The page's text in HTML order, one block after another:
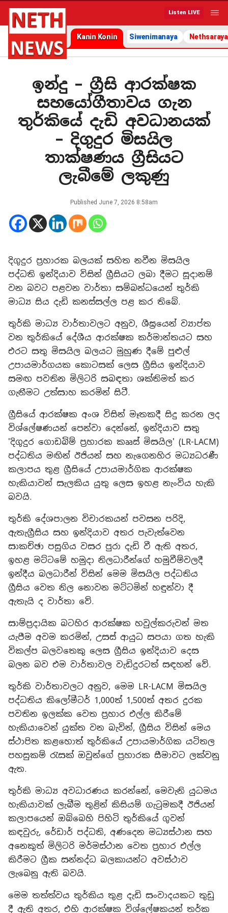
Listen LIVE
Kanin Konin Siwenimanaya Nethsaraya
ඉන්දු – ග්‍රීසි ආරක්ෂක
සහයෝගීතාවය ගැන
තුර්කියේ දැඩි අවධානයක්
– දිගුදුර මිසයිල
තාක්ෂණය ග්‍රීසියට
ලැබීමේ ලකුණු
Published June 7, 2026 8:58am
දිගුදුර ප්‍රහාරක බලයක් සහිත නවීන මිසයිල
පද්ධති ඉන්දියාව විසින් ග්‍රීසියට ලබා දීමට සූදානම්
වන බවට පළවන වාර්තා සම්බන්ධයෙන් තුර්කි
මාධ්‍ය සිය දැඩි කනස්සල්ල පළ කර තිබේ.
තුර්කි මාධ්‍ය වාර්තාවලට අනුව, ශීඝ්‍රයෙන් ව්‍යාප්ත
වන තුර්කියේ දේශීය ආරක්ෂක කර්මාන්තයට සහ
එරට සතු මිසයිල බලයට මුහුණ දීමේ පුළුල්
උපායමාර්ගයක කොටසක් ලෙස ග්‍රීසිය ඉන්දියාව
සමඟ පවතින මිලිටරි සබඳතා ශක්තිමත් කර
ගැනීමට උත්සාහ කරමින් සිටී.
ග්‍රීසියේ ආරක්ෂක අංශ විසින් මෑතකදී සිදු කරන ලද
විශ්ලේෂණයන් පෙන්වා දෙන්නේ, ඉන්දියාව සතු
'දිගුදුර ගොඩබිම් ප්‍රහාරක කෲස් මිසයිල' (LR-LACM)
පද්ධතිය මඟින් ඊජියන් සහ නැගෙනහිර මධ්‍යධරණී
කලාපය තුළ ග්‍රීසියේ උපායමාර්ගික ආරක්ෂක
හැකියාවන් සැලකිය යුතු ලෙස ඉහළ නැංවිය හැකි
බවයි.
තුර්කි දේශපාලන විචාරකයන් පවසන පරිදි,
ඇතැග්‍රීසිය සහ ඉන්දියාව අතර පැවැත්වෙන
සාකච්ඡා පසුගිය වසර පුරා දැඩි වී ඇති අතර,
ඉහළ මට්ටමේ හමුදා නිලධාරීන්ගේ හමුවීම්වලදී
ඉන්දීය බලධාරීන් විසින් මෙම මිසයිල පද්ධතිය
ග්‍රීසිය වෙත නිල නොවන මට්ටමින් හඳුන්වා දී
ඇතැයි ද වාර්තා වේ.
සාම්ප්‍රදායික බටහිර ආරක්ෂක හවුල්කරුවන් මත
යැපීම අවම කරමින්, උසස් ආයුධ සපයා ගත හැකි
විකල්ප බලවතෙකු ලෙස ග්‍රීසිය ඉන්දියාව දෙස
බලන බව එම වාර්තාවල වැඩිදුරටත් සඳහන් වේ.
තුර්කි වාර්තාවලට අනුව, මෙම LR-LACM මිසයිල
පද්ධතිය කිලෝමීටර් 1,000ත් 1,500ත් අතර දුරක
පවතින ඉලක්ක වෙත ප්‍රහාර එල්ල කිරීමේ
හැකියාවෙන් යුක්ත වන බැවින්, ග්‍රීසිය විසින් මෙය
ස්ථාපිත කළහොත් තුර්කියේ උපායමාර්ගික යටිතල
පහසුකම් රැසක් ඔවුන්ගේ ප්‍රහාරක සීමාවට ලක්වනු
ඇත.
තුර්කි මාධ්‍ය අවධාරණය කරන්නේ, මෙවැනි යුධමය
හැකියාවක් ලැබීම තුළින් කිසියම් ගැටුමකදී ඊජියන්
කලාපයෙන් ඔබ්බෙහි පිහිටි තුර්කියේ ගුවන්
කඳවුරු, රේඩාර් පද්ධති, අණදෙන මධ්‍යස්ථාන සහ
අනෙකුත් මිලිටරි මර්මස්ථාන වෙත ප්‍රහාර එල්ල
කිරීමට ග්‍රීක සන්නද්ධ බලකායන්ට අවස්ථාව
ලැබෙනු ඇති බවයි.
මෙම තත්ත්වය තුර්කිය තුළ දැඩි සංවාදයකට තුඩු
දී ඇති අතර, එහි ආරක්ෂක විශ්ලේෂකයන් තර්ක